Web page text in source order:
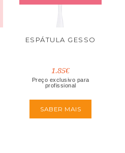
ESPÁTULA GESSO
1.85€
Preço exclusivo para
profissional
SABER MAIS